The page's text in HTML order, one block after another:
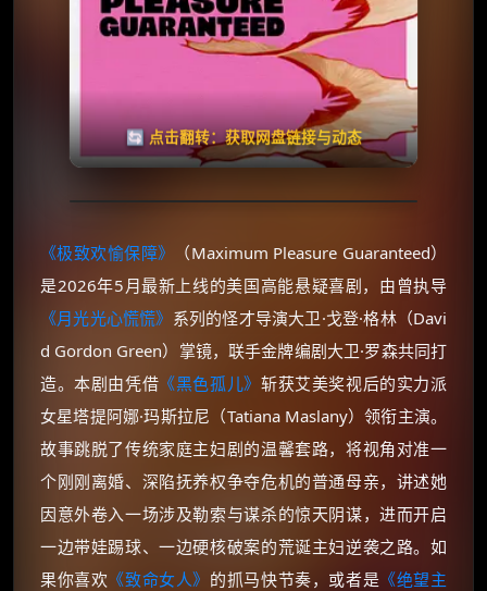
🔄 点击翻转：获取网盘链接与动态
失效请反馈
🧧️
天天领红包
《极致欢愉保障》
（Maximum Pleasure Guaranteed）
是2026年5月最新上线的美国高能悬疑喜剧，由曾执导
《月光光心慌慌》 系列的怪才导演大卫·戈登·格林（Davi
d Gordon Green）掌镜，联手金牌编剧大卫·罗森共同打
造。本剧由凭借 《黑色孤儿》 斩获艾美奖视后的实力派
女星塔提阿娜·玛斯拉尼（Tatiana Maslany）领衔主演。
故事跳脱了传统家庭主妇剧的温馨套路，将视角对准一
个刚刚离婚、深陷抚养权争夺危机的普通母亲，讲述她
因意外卷入一场涉及勒索与谋杀的惊天阴谋，进而开启
一边带娃踢球、一边硬核破案的荒诞主妇逆袭之路。如
果你喜欢 《致命女人》 的抓马快节奏，或者是 《绝望主